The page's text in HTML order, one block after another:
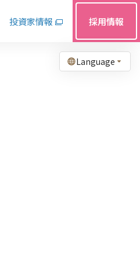
Language
投資家情報 採用情報